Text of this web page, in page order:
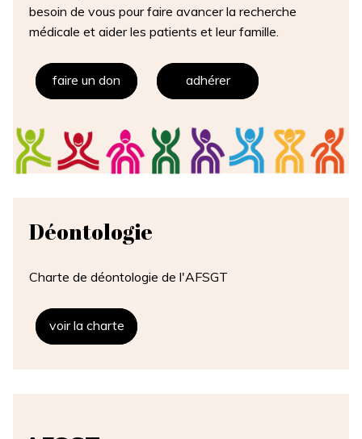
besoin de vous pour faire avancer la recherche
médicale et aider les patients et leur famille.
faire un don adhérer
Déontologie
Charte de déontologie de l'AFSGT
voir la charte